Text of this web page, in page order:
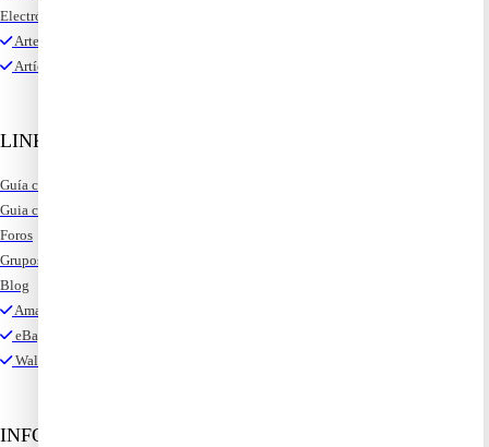
Electrónicos
Artes manualidades
Artículos para el hogar
LINKS IMPORTANTES
Guía compras en Walmart
Guia compras en Amazon
Foros
Grupos
Blog
Amazon colombia
eBay Colombia
Walmart Colombia
INFORMACION